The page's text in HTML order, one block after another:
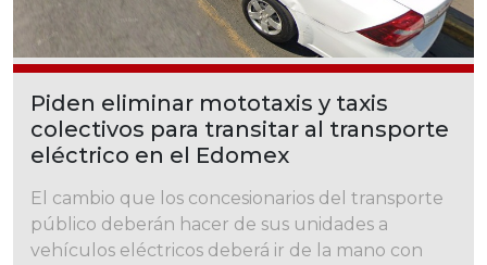
Piden eliminar mototaxis y taxis
colectivos para transitar al transporte
eléctrico en el Edomex
El cambio que los concesionarios del transporte
público deberán hacer de sus unidades a
vehículos eléctricos deberá ir de la mano con